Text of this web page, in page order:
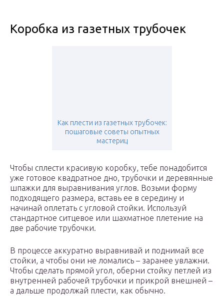
Коробка из газетных трубочек
Как плести из газетных трубочек:
пошаговые советы опытных
мастериц
Чтобы сплести красивую коробку, тебе понадобится
уже готовое квадратное дно, трубочки и деревянные
шпажки для выравнивания углов. Возьми форму
подходящего размера, вставь ее в середину и
начинай оплетать с угловой стойки. Используй
стандартное ситцевое или шахматное плетение на
две рабочие трубочки.
В процессе аккуратно выравнивай и поднимай все
стойки, а чтобы они не ломались – заранее увлажни.
Чтобы сделать прямой угол, оберни стойку петлей из
внутренней рабочей трубочки и прикрой внешней –
а дальше продолжай плести, как обычно.